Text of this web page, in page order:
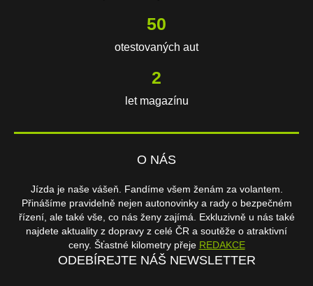
103
otestovaných aut
3
let magazínu
O NÁS
Jízda je naše vášeň. Fandíme všem ženám za volantem.
Přinášíme pravidelně nejen autonovinky a rady o bezpečném
řízení, ale také vše, co nás ženy zajímá. Exkluzivně u nás také
najdete aktuality z dopravy z celé ČR a soutěže o atraktivní
ceny. Šťastné kilometry přeje REDAKCE
ODEBÍREJTE NÁŠ NEWSLETTER